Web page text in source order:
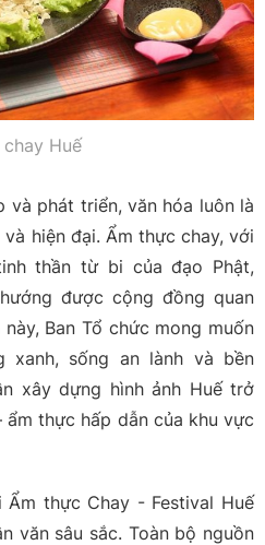
chay Huế
và phát triển, văn hóa luôn là
hiện đại. Ẩm thực chay, với
thần từ bi của đạo Phật,
được cộng đồng quan
Ban Tổ chức mong muốn
xanh, sống an lành và bền
xây dựng hình ảnh Huế trở
thực hấp dẫn của khu vực
thực Chay - Festival Huế
văn sâu sắc. Toàn bộ nguồn